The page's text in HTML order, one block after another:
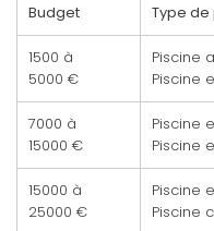
Budget Type de
1500 à
5000 €
Piscine
Piscine
7000 à
15000 €
Piscine
Piscine
15000 à
25000 €
Piscine
Piscine